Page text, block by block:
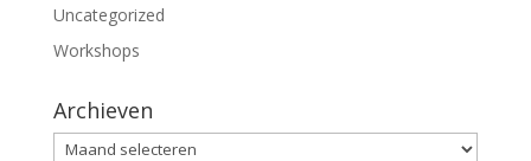
Uncategorized
Workshops
Archieven
Archieven